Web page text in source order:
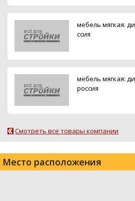
мебель мягкая:
ссия
мебель мягкая:
россия
Смотреть все товары компании
Место расположения